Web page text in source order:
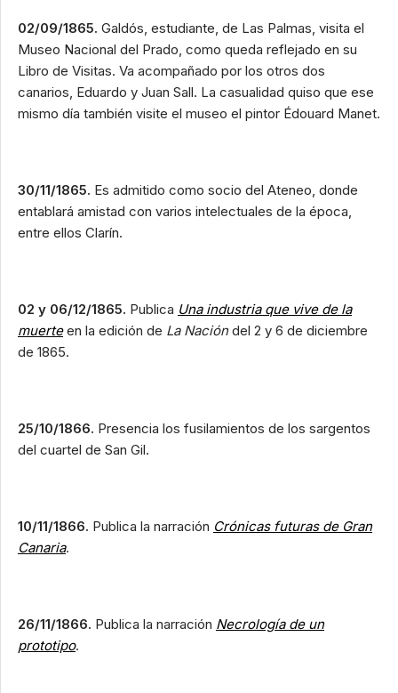
02/09/1865. Galdós, estudiante, de Las Palmas, visita el
Museo Nacional del Prado, como queda reflejado en su
Libro de Visitas. Va acompañado por los otros dos
canarios, Eduardo y Juan Sall. La casualidad quiso que ese
mismo día también visite el museo el pintor Édouard Manet.
30/11/1865. Es admitido como socio del Ateneo, donde
entablará amistad con varios intelectuales de la época,
entre ellos Clarín.
02 y 06/12/1865. Publica Una industria que vive de la
muerteen la edición de La Nacióndel 2 y 6 de diciembre
de 1865.
25/10/1866. Presencia los fusilamientos de los sargentos
del cuartel de San Gil.
10/11/1866. Publica la narración Crónicas futuras de Gran
Canaria.
26/11/1866. Publica la narración Necrología de un
prototipo.